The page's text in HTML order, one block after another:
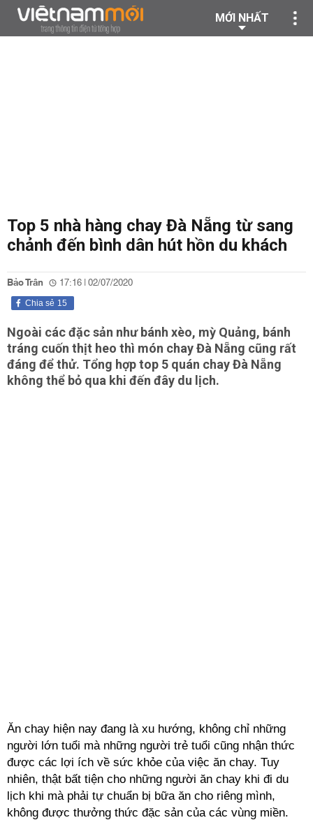
MỚI NHẤT
Top 5 nhà hàng chay Đà Nẵng từ sang
chảnh đến bình dân hút hồn du khách
Bảo Trân 17:16 | 02/07/2020
15
Chia sẻ
Ngoài các đặc sản như bánh xèo, mỳ Quảng, bánh
tráng cuốn thịt heo thì món chay Đà Nẵng cũng rất
đáng để thử. Tổng hợp top 5 quán chay Đà Nẵng
không thể bỏ qua khi đến đây du lịch.
Ăn chay hiện nay đang là xu hướng, không chỉ những
người lớn tuổi mà những người trẻ tuổi cũng nhận thức
được các lợi ích về sức khỏe của việc ăn chay. Tuy
nhiên, thật bất tiện cho những người ăn chay khi đi du
lịch khi mà phải tự chuẩn bị bữa ăn cho riêng mình,
không được thưởng thức đặc sản của các vùng miền.